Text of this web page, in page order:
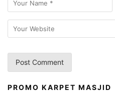
A
PROMO KARPET MASJID